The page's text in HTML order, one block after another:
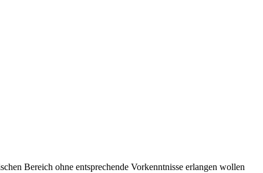
Bereich ohne entsprechende Vorkenntnisse erlangen wollen